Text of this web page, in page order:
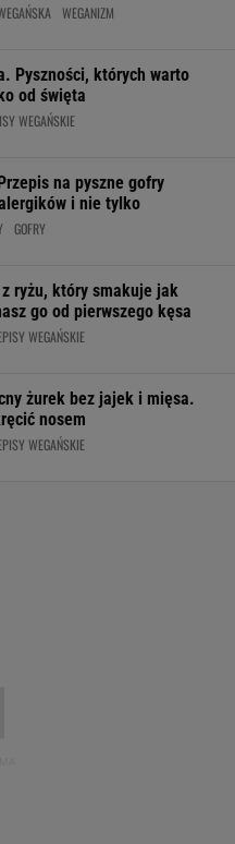
WEGANIZM
Pyszności, których warto
od święta
WEGAŃSKIE
na pyszne gofry
i nie tylko
GOFRY
ryżu, który smakuje jak
go od pierwszego kęsa
WEGAŃSKIE
żurek bez jajek i mięsa.
nosem
WEGAŃSKIE